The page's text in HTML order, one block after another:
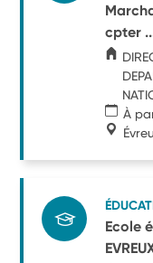
cpter
À
Ecole